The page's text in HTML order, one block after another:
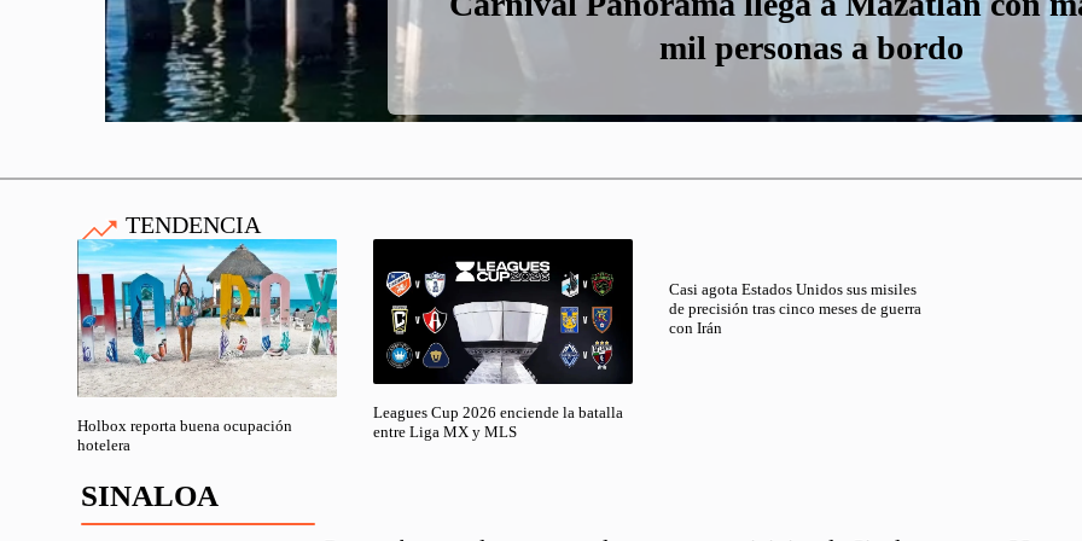
Mazatlán
mil personas a bordo
suelo
calles en Valles del Ejido y San Jorge, en
avistamiento de cocodrilo
TENDENCIA
Holbox reporta buena ocupación
hotelera
Leagues Cup 2026 enciende la batalla
entre Liga MX y MLS
Casi agota Estados Unidos sus misiles
de precisión tras cinco meses de guerra
con Irán
SINALOA